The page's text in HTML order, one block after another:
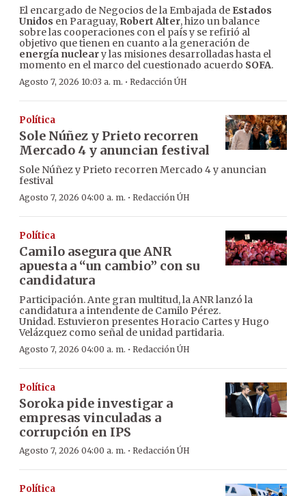
El encargado de Negocios de la Embajada de Estados
Unidos en Paraguay, Robert Alter, hizo un balance
sobre las cooperaciones con el país y se refirió al
objetivo que tienen en cuanto a la generación de
energía nucleary las misiones desarrolladas hasta el
momento en el marco del cuestionado acuerdo SOFA.
Agosto 7, 2026 10:03 a. m. · Redacción ÚH
Política
Sole Núñez y Prieto recorren
Mercado 4 y anuncian festival
Sole Núñez y Prieto recorren Mercado 4 y anuncian
festival
Agosto 7, 2026 04:00 a. m. · Redacción ÚH
Política
Camilo asegura que ANR
apuesta a “un cambio” con su
candidatura
Participación. Ante gran multitud, la ANR lanzó la
candidatura a intendente de Camilo Pérez.
Unidad. Estuvieron presentes Horacio Cartes y Hugo
Velázquez como señal de unidad partidaria.
Agosto 7, 2026 04:00 a. m. · Redacción ÚH
Política
Soroka pide investigar a
empresas vinculadas a
corrupción en IPS
Agosto 7, 2026 04:00 a. m. · Redacción ÚH
Política